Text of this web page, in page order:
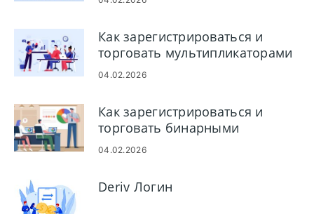
Как зарегистрироваться и
торговать мультипликаторами
на Deriv
04.02.2026
Как зарегистрироваться и
торговать бинарными
опционами на Deriv
04.02.2026
Deriv Логин